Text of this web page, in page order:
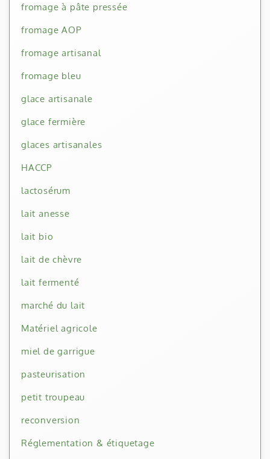
fromage à pâte pressée
fromage AOP
fromage artisanal
fromage bleu
glace artisanale
glace fermière
glaces artisanales
HACCP
lactosérum
lait anesse
lait bio
lait de chèvre
lait fermenté
marché du lait
Matériel agricole
miel de garrigue
pasteurisation
petit troupeau
reconversion
Réglementation & étiquetage